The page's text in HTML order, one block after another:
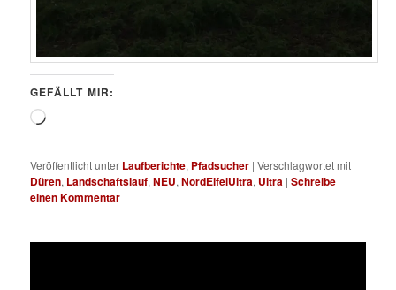
GEFÄLLT MIR:
Wird
Veröffentlicht unter Laufberichte, Pfadsucher |Verschlagwortet mit
Düren, Landschaftslauf,NEU,NordEifelUltra, Ultra |Schreibe
einen Kommentar